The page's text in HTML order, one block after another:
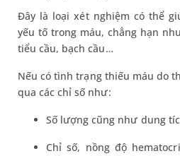
Đây là loại xét nghiệm có thể
yếu tố trong máu, chẳng hạn
tiểu cầu, bạch cầu…
Nếu có tình trạng thiếu máu do
qua các chỉ số như:
Số lượng cũng như dung
Chỉ số, nồng độ